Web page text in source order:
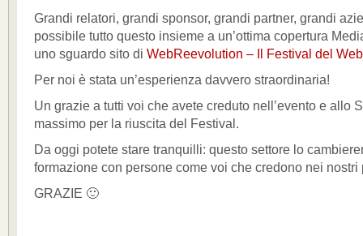
Grandi relatori, grandi sponsor, grandi partner, grandi
possibile tutto questo insieme a un’ottima copertura
uno sguardo sito di WebReevolution – Il Festival del
Per noi è stata un’esperienza davvero straordinaria!
Un grazie a tutti voi che avete creduto nell’evento e allo
massimo per la riuscita del Festival.
Da oggi potete stare tranquilli: questo settore lo
formazione con persone come voi che credono nei nostri
GRAZIE 🙂